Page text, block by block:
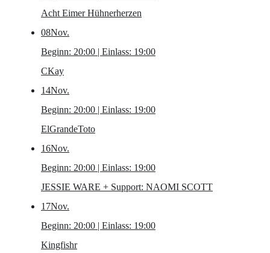
Acht Eimer Hühnerherzen
08Nov.
Beginn: 20:00 | Einlass: 19:00
CKay
14Nov.
Beginn: 20:00 | Einlass: 19:00
ElGrandeToto
16Nov.
Beginn: 20:00 | Einlass: 19:00
JESSIE WARE + Support: NAOMI SCOTT
17Nov.
Beginn: 20:00 | Einlass: 19:00
Kingfishr